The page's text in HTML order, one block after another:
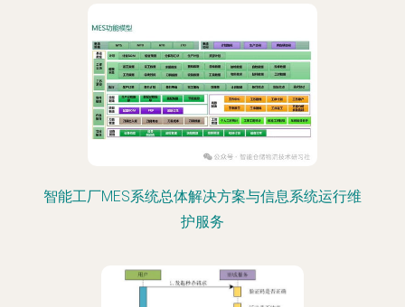
智能工厂MES系统总体解决方案与信息系统运行维
护服务